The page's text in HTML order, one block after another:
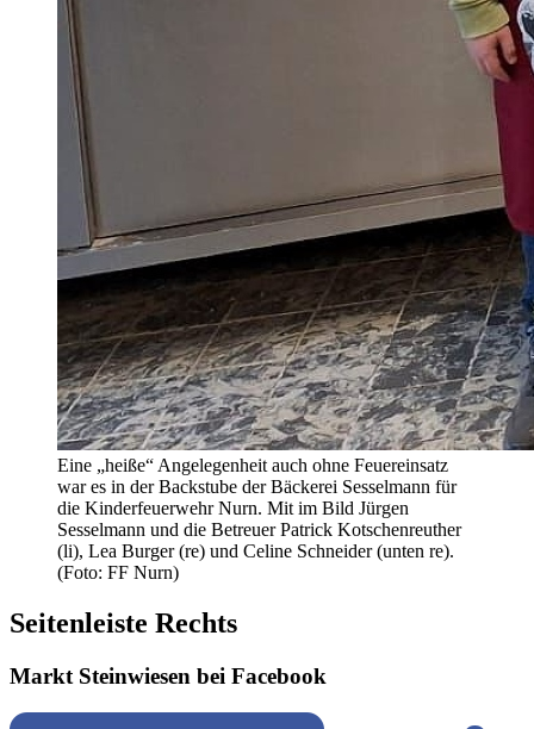
Eine „heiße“ Angelegenheit auch ohne Feuereinsatz
war es in der Backstube der Bäckerei Sesselmann für
die Kinderfeuerwehr Nurn. Mit im Bild Jürgen
Sesselmann und die Betreuer Patrick Kotschenreuther
(li), Lea Burger (re) und Celine Schneider (unten re).
(Foto: FF Nurn)
Seitenleiste Rechts
Markt Steinwiesen bei Facebook